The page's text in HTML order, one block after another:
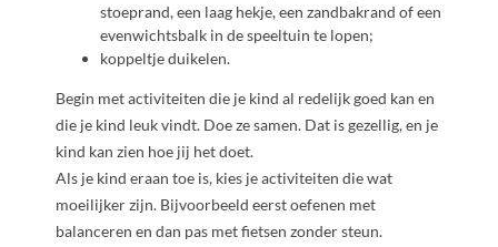
stoeprand, een laag hekje, een zandbakrand of een
evenwichtsbalk in de speeltuin te lopen;
koppeltje duikelen.
Begin met activiteiten die je kind al redelijk goed kan en
die je kind leuk vindt. Doe ze samen. Dat is gezellig, en je
kind kan zien hoe jij het doet.
Als je kind eraan toe is, kies je activiteiten die wat
moeilijker zijn. Bijvoorbeeld eerst oefenen met
balanceren en dan pas met fietsen zonder steun.